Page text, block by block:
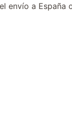
envío a España